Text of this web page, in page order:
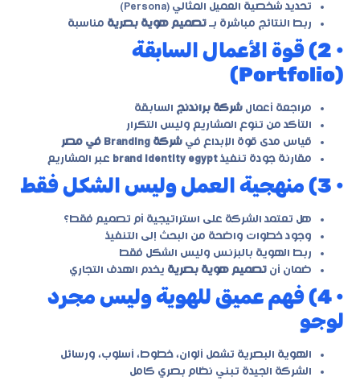
تحديد شخصية العميل المثالي (Persona)
ربط النتائج مباشرة بـ تصميم هوية بصرية مناسبة
• 2) قوة الأعمال السابقة
(Portfolio)
مراجعة أعمال شركة براندنج السابقة
التأكد من تنوع المشاريع وليس التكرار
قياس مدى قوة الإبداع في شركة Branding في مصر
مقارنة جودة تنفيذ brand identity egypt عبر المشاريع
• 3) منهجية العمل وليس الشكل فقط
هل تعتمد الشركة على استراتيجية أم تصميم فقط؟
وجود خطوات واضحة من البحث إلى التنفيذ
ربط الهوية بالبزنس وليس الشكل فقط
ضمان أن تصميم هوية بصرية يخدم الهدف التجاري
• 4) فهم عميق للهوية وليس مجرد
لوجو
الهوية البصرية تشمل ألوان، خطوط، أسلوب، ورسائل
الشركة الجيدة تبني نظام بصري كامل